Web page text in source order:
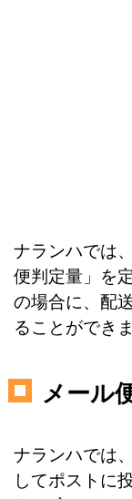
ナランハでは
便判定量」を
の場合に、配
ることができま
メール
ナランハでは
してポストに